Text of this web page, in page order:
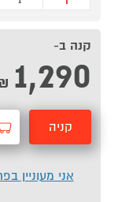
קנה ב-
1,290
קניה
אני מעוניין